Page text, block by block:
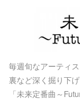
毎週旬なアーティ
裏など深く掘り下
「未来定番曲～